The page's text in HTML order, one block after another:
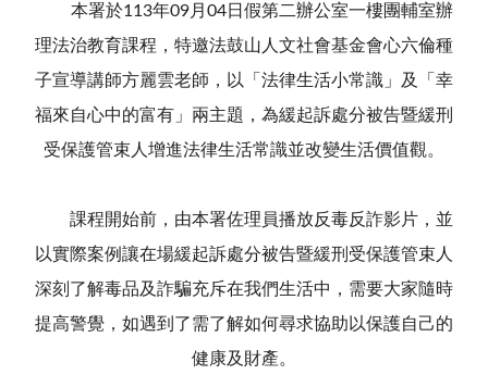
本署於113年09月04日假第二辦公室一樓團輔室辦
理法治教育課程，特邀法鼓山人文社會基金會心六倫種
子宣導講師方麗雲老師，以「法律生活小常識」及「幸
福來自心中的富有」兩主題，為緩起訴處分被告暨緩刑
受保護管束人增進法律生活常識並改變生活價值觀。
課程開始前，由本署佐理員播放反毒反詐影片，並
以實際案例讓在場緩起訴處分被告暨緩刑受保護管束人
深刻了解毒品及詐騙充斥在我們生活中，需要大家隨時
提高警覺，如遇到了需了解如何尋求協助以保護自己的
健康及財產。